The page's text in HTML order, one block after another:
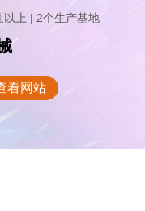
以上 | 2个生产基地
看网站